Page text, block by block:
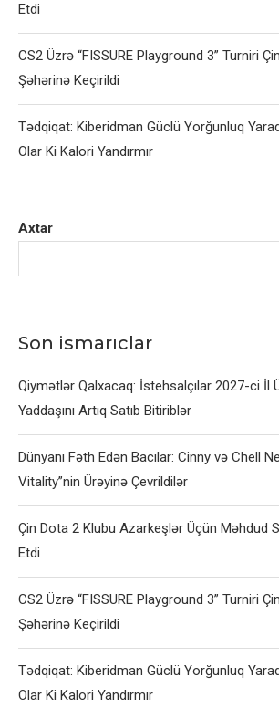
Axtar
Son ismarıclar
Qiymətlər Qalxacaq: İstehsalçılar 2027-ci İl
Yaddaşını Artıq Satıb Bitiriblər
Dünyanı Fəth Edən Bacılar: Cinny və Chell
Vitality”nin Ürəyinə Çevrildilər
Çin Dota 2 Klubu Azarkeşlər Üçün Məhdud
Etdi
CS2 Üzrə “FISSURE Playground 3” Turniri
Şəhərinə Keçirildi
Tədqiqat: Kiberidman Güclü Yorğunluq
Olar Ki Kalori Yandırmır
Etdi
CS2 Üzrə “FISSURE Playground 3” Turniri
Şəhərinə Keçirildi
Tədqiqat: Kiberidman Güclü Yorğunluq
Olar Ki Kalori Yandırmır